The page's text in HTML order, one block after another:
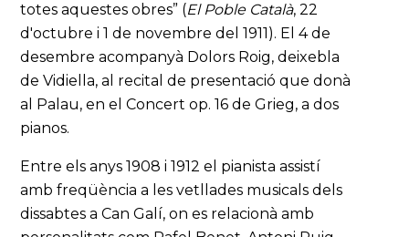
totes aquestes obres” (El Poble Català, 22
d'octubre i 1 de novembre del 1911). El 4 de
desembre acompanyà Dolors Roig, deixebla
de Vidiella, al recital de presentació que donà
al Palau, en el Concert op. 16 de Grieg, a dos
pianos.
Entre els anys 1908 i 1912 el pianista assistí
amb freqüència a les vetllades musicals dels
dissabtes a Can Galí, on es relacionà amb